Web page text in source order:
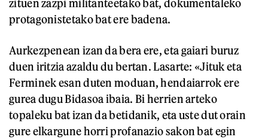
zituen zazpi militanteetako bat, dokumentaleko
protagonistetako bat ere badena.
Aurkezpenean izan da bera ere, eta gaiari buruz
duen iritzia azaldu du bertan. Lasarte: «Jituk eta
Ferminek esan duten moduan, hendaiarrok ere
gurea dugu Bidasoa ibaia. Bi herrien arteko
topaleku bat izan da betidanik, eta uste dut orain
gure elkargune horri profanazio sakon bat egin